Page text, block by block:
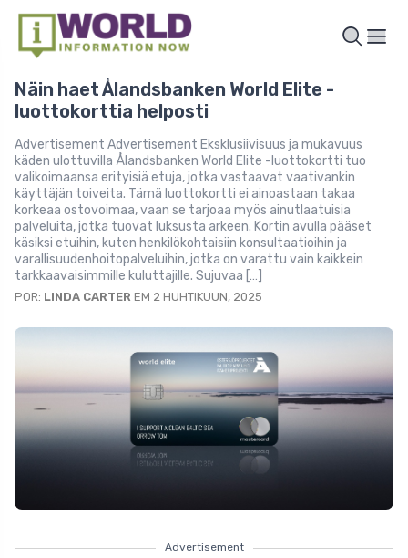
Näin haet Ålandsbanken World Elite -
luottokorttia helposti
Advertisement Advertisement Eksklusiivisuus ja mukavuus
käden ulottuvilla Ålandsbanken World Elite -luottokortti tuo
valikoimaansa erityisiä etuja, jotka vastaavat vaativankin
käyttäjän toiveita. Tämä luottokortti ei ainoastaan takaa
korkeaa ostovoimaa, vaan se tarjoaa myös ainutlaatuisia
palveluita, jotka tuovat luksusta arkeen. Kortin avulla pääset
käsiksi etuihin, kuten henkilökohtaisiin konsultaatioihin ja
varallisuudenhoitopalveluihin, jotka on varattu vain kaikkein
tarkkaavaisimmille kuluttajille. Sujuvaa […]
POR: LINDA CARTER EM 2 HUHTIKUUN, 2025
Advertisement